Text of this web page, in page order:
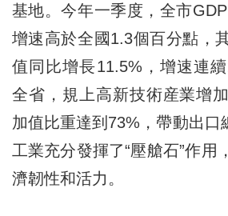
基地。今年一季度，全市
增速高於全國1.3個百分點，
值同比增長11.5%，增速連
全省，規上高新技術産業增
加值比重達到73%，帶動出口
工業充分發揮了“壓艙石”作用
濟韌性和活力。